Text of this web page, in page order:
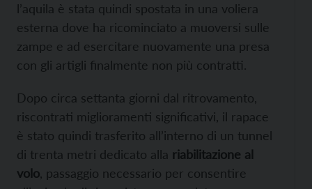
l’aquila è stata quindi spostata in una voliera
esterna dove ha ricominciato a muoversi sulle
zampe e ad esercitare nuovamente una presa
con gli artigli finalmente non più contratti.
Dopo circa settanta giorni dal ritrovamento,
riscontrati miglioramenti significativi, il rapace
è stato quindi trasferito all’interno di un tunnel
di trenta metri dedicato alla riabilitazione al
volo , passaggio necessario per consentire